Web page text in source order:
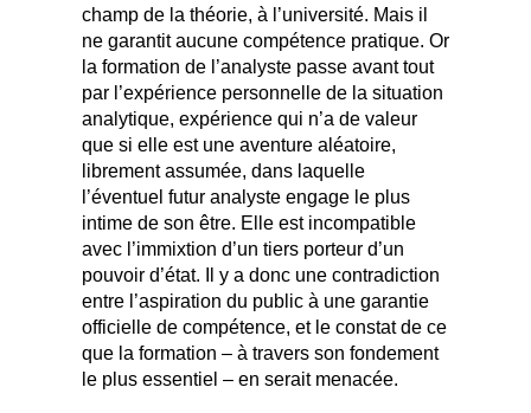
champ de la théorie, à l’université. Mais il
ne garantit aucune compétence pratique. Or
la formation de l’analyste passe avant tout
par l’expérience personnelle de la situation
analytique, expérience qui n’a de valeur
que si elle est une aventure aléatoire,
librement assumée, dans laquelle
l’éventuel futur analyste engage le plus
intime de son être. Elle est incompatible
avec l’immixtion d’un tiers porteur d’un
pouvoir d’état. Il y a donc une contradiction
entre l’aspiration du public à une garantie
officielle de compétence, et le constat de ce
que la formation – à travers son fondement
le plus essentiel – en serait menacée.